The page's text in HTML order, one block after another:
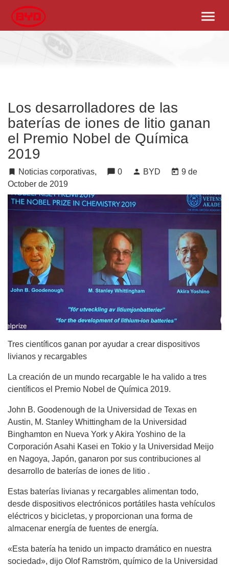
menu
Los desarrolladores de las
baterías de iones de litio ganan
el Premio Nobel de Química
2019
turned_in Noticias corporativas, chat_bubble 0 person BYD today 9 de
October de 2019
Tres científicos ganan por ayudar a crear dispositivos
livianos y recargables
La creación de un mundo recargable le ha valido a tres
científicos el Premio Nobel de Química 2019.
John B. Goodenough de la Universidad de Texas en
Austin, M. Stanley Whittingham de la Universidad
Binghamton en Nueva York y Akira Yoshino de la
Corporación Asahi Kasei en Tokio y la Universidad Meijo
en Nagoya, Japón, ganaron por sus contribuciones al
desarrollo de baterías de iones de litio .
Estas baterías livianas y recargables alimentan todo,
desde dispositivos electrónicos portátiles hasta vehículos
eléctricos y bicicletas, y proporcionan una forma de
almacenar energía de fuentes de energía.
«Esta batería ha tenido un impacto dramático en nuestra
sociedad», dijo Olof Ramström, químico de la Universidad